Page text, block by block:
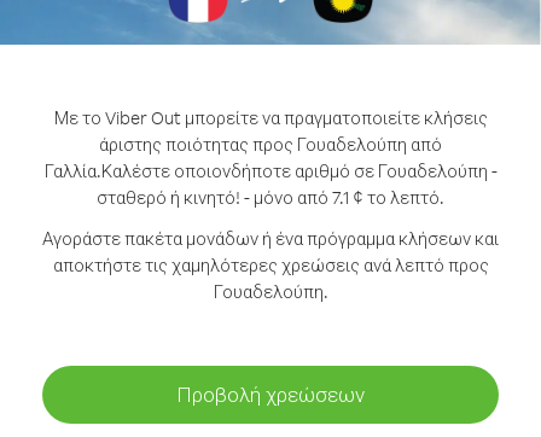
Με το Viber Out μπορείτε να πραγματοποιείτε κλήσεις
άριστης ποιότητας προς Γουαδελούπη από
Γαλλία.Καλέστε οποιονδήποτε αριθμό σε Γουαδελούπη -
σταθερό ή κινητό! - μόνο από 7.1 ¢ το λεπτό.
Αγοράστε πακέτα μονάδων ή ένα πρόγραμμα κλήσεων και
αποκτήστε τις χαμηλότερες χρεώσεις ανά λεπτό προς
Γουαδελούπη.
Προβολή χρεώσεων